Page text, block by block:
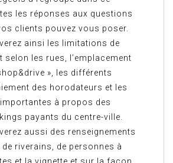
les réponses aux questions
clients pouvez vous poser.
ainsi les limitations de
selon les rues, l’emplacement
», les différents
des horodateurs et les
à propos des
payants du centre-ville.
aussi des renseignements
riverains, de personnes à